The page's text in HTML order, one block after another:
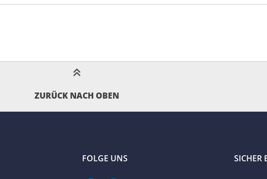
ZURÜCK NACH OBEN
FOLGE UNS SICHER